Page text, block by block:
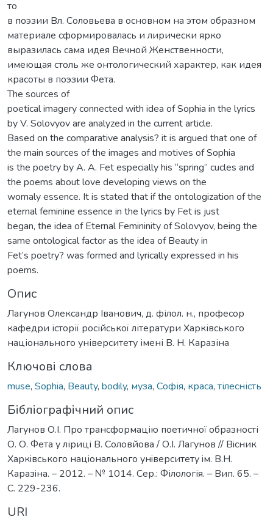
то
в поэзии Вл. Соловьева в основном на этом образном
материале сформировалась и лирически ярко
выразилась сама идея Вечной Женственности,
имеющая столь же онтологический характер, как идея
красоты в поэзии Фета.
The sources of
poetical imagery connected with idea of Sophia in the lyrics
by V. Solovyov are analyzed in the current article.
Based on the comparative analysis? it is argued that one of
the main sources of the images and motives of Sophia
is the poetry by A. A. Fet especially his “spring” cucles and
the poems about love developing views on the
womaly essence. It is stated that if the ontologization of the
eternal feminine essence in the lyrics by Fet is just
began, the idea of Eternal Femininity of Solovyov, being the
same ontological factor as the idea of Beauty in
Fet’s poetry? was formed and lyrically expressed in his
poems.
Опис
Лагунов Олександр Іванович, д. філол. н., професор
кафедри історії російської літератури Харківського
національного університету імені В. Н. Каразіна
Ключові слова
muse, Sophia, Beauty, bodily, муза, Софія, краса, тілесність
Бібліографічний опис
Лагунов О.І. Про трансформацію поетичної образності
О. О. Фета у ліриці В. Соловйова / О.І. Лагунов // Вiсник
Харкiвського нацiонального унiверситету iм. В.Н.
Каразiна. – 2012. – № 1014. Сер.: Філологія. – Вип. 65. –
С. 229-236.
URI